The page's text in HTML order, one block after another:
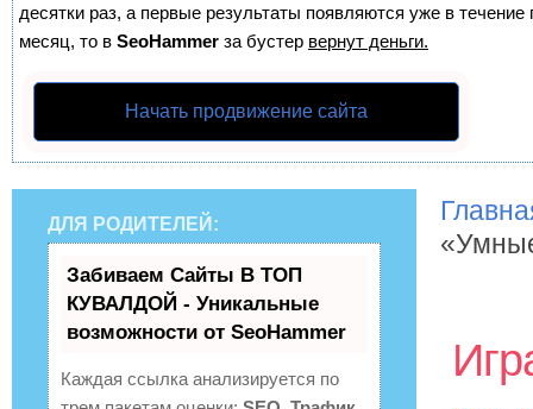
десятки раз, а первые результаты появляются уже в
месяц, то в SeoHammer за бустер вернут деньги.
Начать продвижение сайта
ДЛЯ РОДИТЕЛЕЙ:
Забиваем Сайты В ТОП
КУВАЛДОЙ - Уникальные
возможности от SeoHammer
Каждая ссылка анализируется по